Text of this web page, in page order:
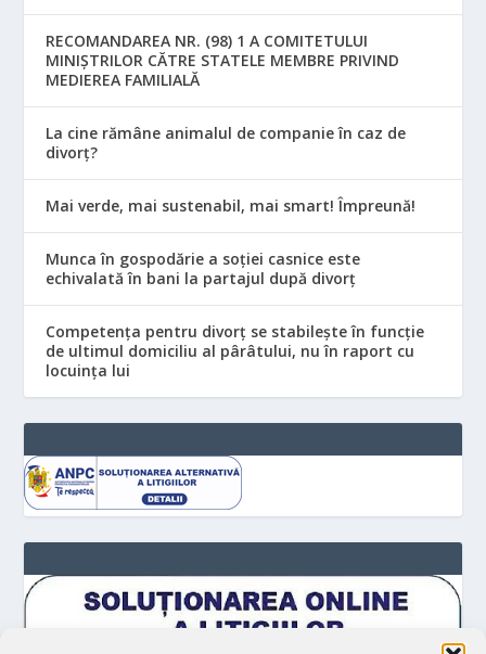
RECOMANDAREA NR. (98) 1 A COMITETULUI
MINIŞTRILOR CĂTRE STATELE MEMBRE PRIVIND
MEDIEREA FAMILIALĂ
La cine rămâne animalul de companie în caz de
divorț?
Mai verde, mai sustenabil, mai smart! Împreună!
Munca în gospodărie a soției casnice este
echivalată în bani la partajul după divorț
Competența pentru divorț se stabilește în funcție
de ultimul domiciliu al pârâtului, nu în raport cu
locuinţa lui